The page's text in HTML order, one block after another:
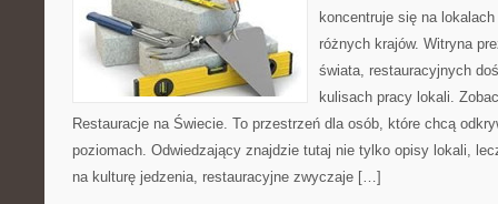
koncentruje się na
różnych krajów. Witryna
świata, restauracyjnych
kulisach pracy lokali.
Restauracje na Świecie. To przestrzeń dla osób, które chcą
poziomach. Odwiedzający znajdzie tutaj nie tylko opisy lokali,
na kulturę jedzenia, restauracyjne zwyczaje […]